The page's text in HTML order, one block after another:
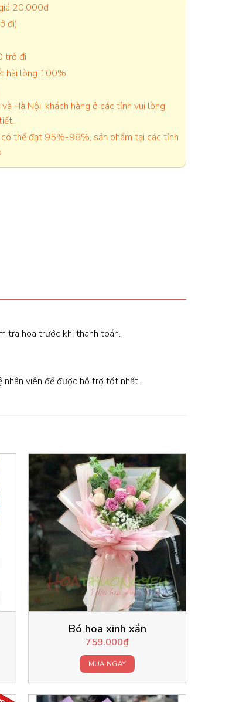
20.000đ
đi)
trở đi
hài lòng 100%
Hà Nội, khách hàng ở các tỉnh vui lòng
có thể đạt 95%-98%, sản phẩm tại các tỉnh
tra hoa trước khi thanh toán.
nhân viên để được hỗ trợ tốt nhất.
Bó hoa xinh xắn
759.000₫
MUA NGAY